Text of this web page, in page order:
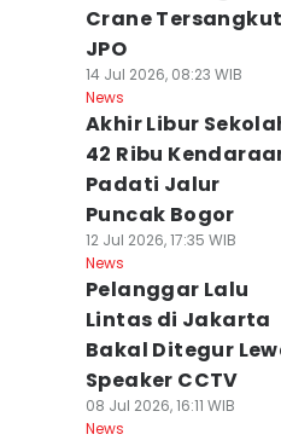
Crane Tersangkut
JPO
14 Jul 2026, 08:23 WIB
News
Akhir Libur
42 Ribu
Padati Jalur
Puncak Bogor
12 Jul 2026, 17:35 WIB
News
Pelanggar Lalu
Lintas di Jakarta
Bakal Ditegur
Speaker CCTV
08 Jul 2026, 16:11 WIB
News